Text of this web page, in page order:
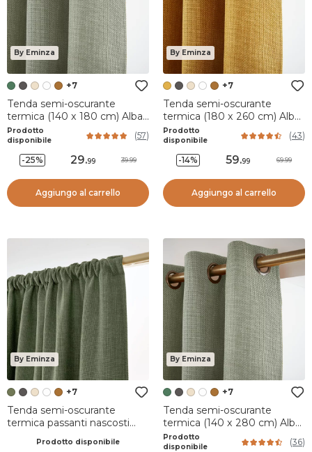
By Eminza
+7
Tenda semi-oscurante
termica (140 x 180 cm) Alba
Verde rosmarino
Prodotto
disponibile
(57)
-25% 29.99 39.99
Aggiungo al carrello
By Eminza
+7
Tenda semi-oscurante
termica (180 x 260 cm) Alba
Giallo senape
Prodotto
disponibile
(43)
-14% 59.99 69.99
Aggiungo al carrello
By Eminza
+7
Tenda semi-oscurante
termica passanti nascosti
Prodotto disponibile
By Eminza
+7
Tenda semi-oscurante
termica (140 x 280 cm) Alba
Verde rosmarino
Prodotto
disponibile
(36)